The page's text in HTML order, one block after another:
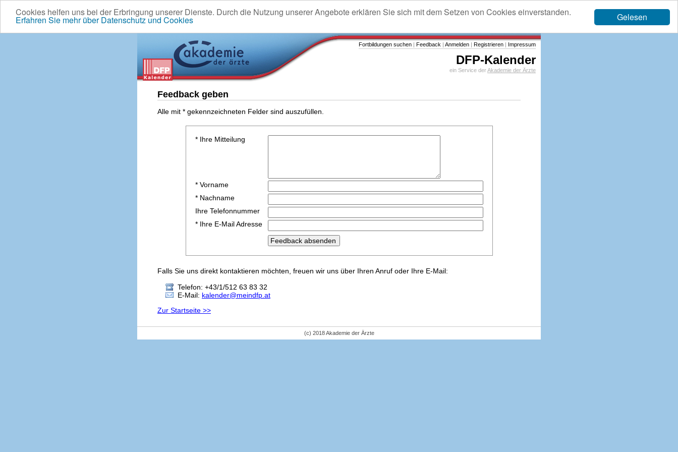
Gelesen
Cookies helfen uns bei der Erbringung unserer Dienste. Durch die Nutzung unserer Angebote erklären Sie sich mit dem Setzen von Cookies einverstanden.
Erfahren Sie mehr über Datenschutz und Cookies
Fortbildungen suchen | Feedback | Anmelden | Registrieren | Impressum
DFP-Kalender
ein Service derAkademie der Ärzte
Feedback geben
Alle mit * gekennzeichneten Felder sind auszufüllen.
* Ihre Mitteilung
* Vorname
* Nachname
Ihre Telefonnummer
* Ihre E-Mail Adresse
Falls Sie uns direkt kontaktieren möchten, freuen wir uns über Ihren Anruf oder Ihre E-Mail:
Telefon: +43/1/512 63 83 32
E-Mail: kalender@meindfp.at
Zur Startseite >>
(c) 2018 Akademie der Ärzte